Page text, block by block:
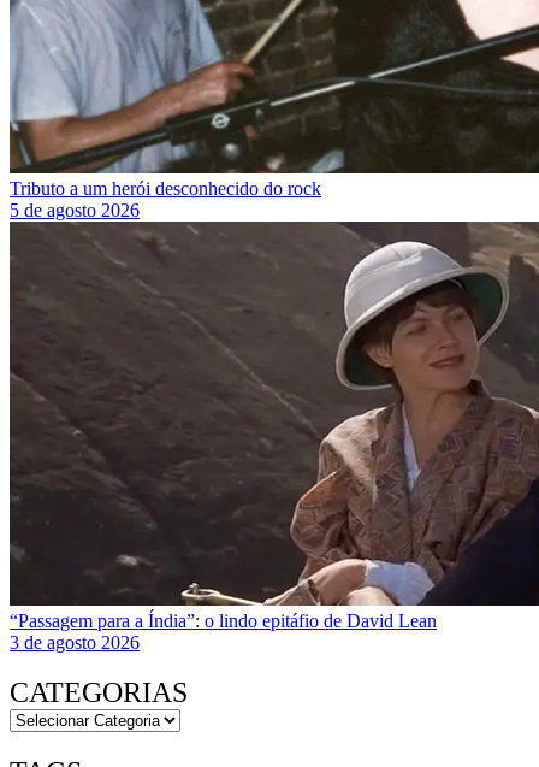
Tributo a um herói desconhecido do rock
5 de agosto 2026
“Passagem para a Índia”: o lindo epitáfio de David Lean
3 de agosto 2026
CATEGORIAS